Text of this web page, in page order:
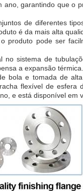
garantindo que o
de diferentes
é da mais alta
pode ser
sistema de
a expansão térmica.
bola e tomada de
flexível de esfera
e está disponível em